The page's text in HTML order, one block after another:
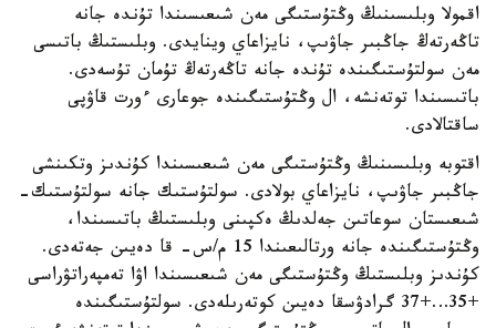
اقمولا وبلىسىنىڭ وڭتۇستىگى مەن شىعىسىندا تۇندە جانە
تاڭەرتەڭ جاڭبىر جاۋىپ، نايزاعاي وينايدى. وبلىستىڭ باتىسى
مەن سولتۇستىگىندە تۇندە جانە تاڭەرتەڭ تۇمان تۇسەدى.
باتىسىندا توتەنشە، ال وڭتۇستىگىندە جوعارى ءورت قاۋپى
ساقتالادى.
اقتوبە وبلىسىنىڭ وڭتۇستىگى مەن شىعىسىندا كۇندىز وتكىنشى
جاڭبىر جاۋىپ، نايزاعاي بولادى. سولتۇستىك جانە سولتۇستىك-
شىعىستان سوعاتىن جەلدىڭ ەكپىنى وبلىستىڭ باتىسىندا،
وڭتۇستىگىندە جانە ورتالىعىندا 15 م/س- قا دەيىن جەتەدى.
كۇندىز وبلىستىڭ وڭتۇستىگى مەن شىعىسىندا اۋا تەمپەراتۋراسى
+35…+37 گرادۋسقا دەيىن كوتەرىلەدى. سولتۇستىگىندە